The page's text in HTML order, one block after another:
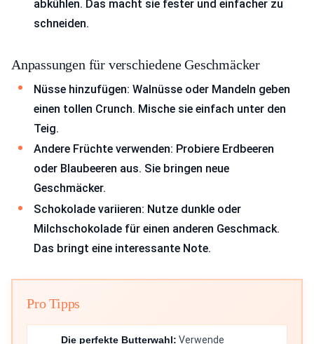
abkühlen. Das macht sie fester und einfacher zu
schneiden.
Anpassungen für verschiedene Geschmäcker
Nüsse hinzufügen: Walnüsse oder Mandeln geben
einen tollen Crunch. Mische sie einfach unter den
Teig.
Andere Früchte verwenden: Probiere Erdbeeren
oder Blaubeeren aus. Sie bringen neue
Geschmäcker.
Schokolade variieren: Nutze dunkle oder
Milchschokolade für einen anderen Geschmack.
Das bringt eine interessante Note.
Pro Tipps
Die perfekte Butterwahl: Verwende